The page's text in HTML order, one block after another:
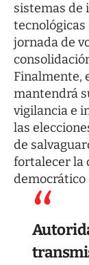
sistemas de
jornada de
Finalmente,
mantendrá
vigilancia e
las
de
fortalecer la
democrático